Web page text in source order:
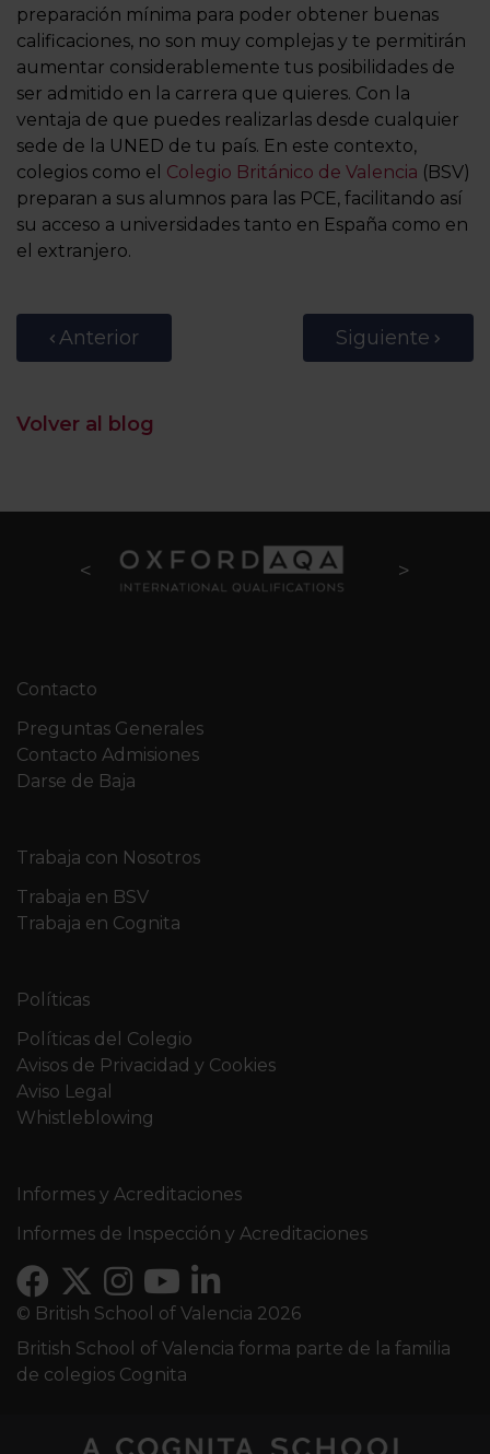
preparación mínima para poder obtener buenas
calificaciones, no son muy complejas y te permitirán
aumentar considerablemente tus posibilidades de
ser admitido en la carrera que quieres. Con la
ventaja de que puedes realizarlas desde cualquier
sede de la UNED de tu país. En este contexto,
colegios como el Colegio Británico de Valencia (BSV)
preparan a sus alumnos para las PCE, facilitando así
su acceso a universidades tanto en España como en
el extranjero.
Anterior Siguiente
Volver al blog
Contacto
Preguntas Generales
Contacto Admisiones
Darse de Baja
Trabaja con Nosotros
Trabaja en BSV
Trabaja en Cognita
Políticas
Políticas del Colegio
Avisos de Privacidad y Cookies
Aviso Legal
Whistleblowing
Informes y Acreditaciones
Informes de Inspección y Acreditaciones
© British School of Valencia 2026
British School of Valencia forma parte de la familia
de colegios Cognita